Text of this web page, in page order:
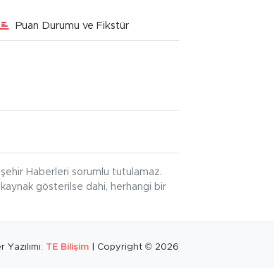
Puan Durumu ve Fikstür
Haberleri sorumlu tutulamaz.
kaynak gösterilse dahi, herhangi bir
Yazılımı: TE Bilişim | Copyright © 2026